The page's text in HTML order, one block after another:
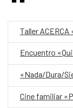
Encuentro